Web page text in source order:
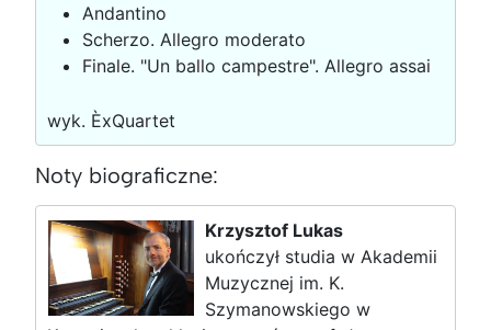
Andantino
Scherzo. Allegro moderato
Finale. "Un ballo campestre". Allegro assai
wyk. ÈxQuartet
Noty biograficzne:
Krzysztof Lukas
ukończył studia w Akademii
Muzycznej im. K.
Szymanowskiego w